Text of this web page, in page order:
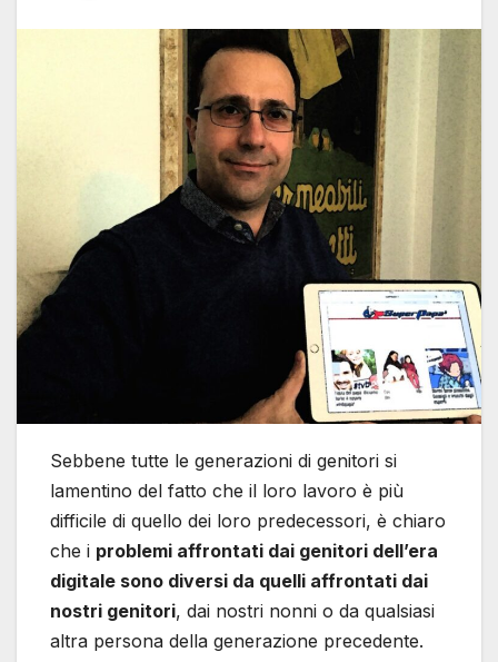
Sebbene tutte le generazioni di genitori si
lamentino del fatto che il loro lavoro è più
difficile di quello dei loro predecessori, è chiaro
che i problemi affrontati dai genitori dell’era
digitale sono diversi da quelli affrontati dai
nostri genitori, dai nostri nonni o da qualsiasi
altra persona della generazione precedente.